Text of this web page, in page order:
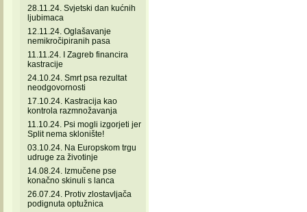
28.11.24. Svjetski dan kućnih
ljubimaca
12.11.24. Oglašavanje
nemikročipiranih pasa
11.11.24. I Zagreb financira
kastracije
24.10.24. Smrt psa rezultat
neodgovornosti
17.10.24. Kastracija kao
kontrola razmnožavanja
11.10.24. Psi mogli izgorjeti jer
Split nema sklonište!
03.10.24. Na Europskom trgu
udruge za životinje
14.08.24. Izmučene pse
konačno skinuli s lanca
26.07.24. Protiv zlostavljača
podignuta optužnica